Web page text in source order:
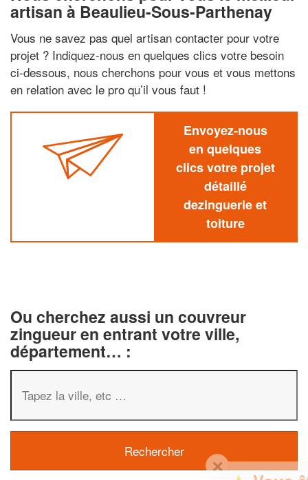
artisan à Beaulieu-Sous-Parthenay
Vous ne savez pas quel artisan contacter pour votre
projet ? Indiquez-nous en quelques clics votre besoin
ci-dessous, nous cherchons pour vous et vous mettons
en relation avec le pro qu’il vous faut !
Envoyez-nous
en quelques
clics votre projet
détaillé
dezinguerie et
toiture
Ou cherchez aussi un couvreur
zingueur en entrant votre ville,
département… :
✕